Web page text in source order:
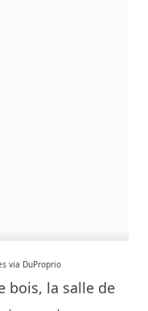
via DuProprio
bois, la salle de